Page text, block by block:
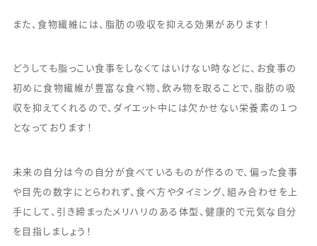
また、食物繊維には、脂肪の吸収を抑える効果があります！
どうしても脂っこい食事をしなくてはいけない時などに、お食事の
初めに食物繊維が豊富な食べ物、飲み物を取ることで、脂肪の吸
収を抑えてくれるので、ダイエット中には欠かせない栄養素の１つ
となっております！
未来の自分は今の自分が食べているものが作るので、偏った食事
や目先の数字にとらわれず、食べ方やタイミング、組み合わせを上
手にして、引き締まったメリハリのある体型、健康的で元気な自分
を目指しましょう！